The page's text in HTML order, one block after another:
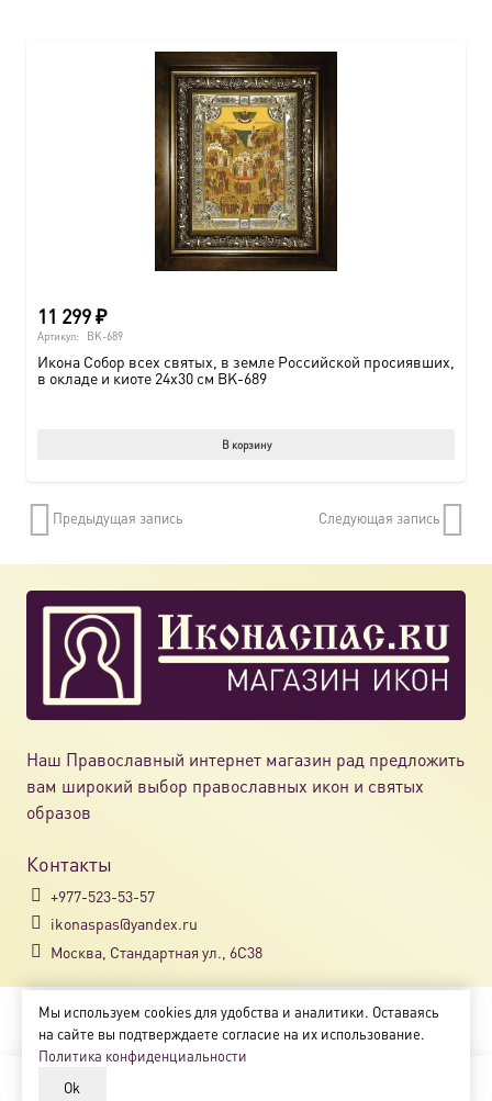
11 299₽
Артикул: BK-689
Икона Собор всех святых, в земле Российской просиявших,
в окладе и киоте 24х30 см BK-689
В корзину
Предыдущая запись Следующая запись
Наш Православный интернет магазин рад предложить
вам широкий выбор православных икон и святых
образов
Контакты
+977-523-53-57
ikonaspas@yandex.ru
Москва, Стандартная ул., 6С38
Copyright © 2018-2025
Магазин православных икон «ikonaspas.ru»
Мы используем cookies для удобства и аналитики. Оставаясь
на сайте вы подтверждаете согласие на их использование.
Политика конфиденциальности
Ok